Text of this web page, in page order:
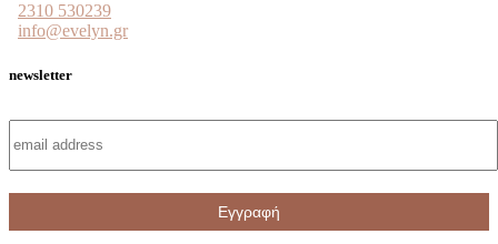
2310 530239
info@evelyn.gr
newsletter